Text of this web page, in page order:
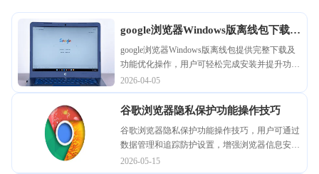
google浏览器Windows版离线包下载及
功能优化操作
google浏览器Windows版离线包提供完整下载及
功能优化操作，用户可轻松完成安装并提升功
能，实现高效稳定浏览体验。
2026-04-05
谷歌浏览器隐私保护功能操作技巧
谷歌浏览器隐私保护功能操作技巧，用户可通过
数据管理和追踪防护设置，增强浏览器信息安全
性，防止隐私泄露。
2026-05-15